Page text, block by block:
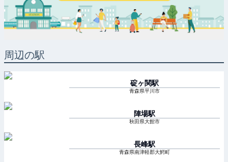
周辺の駅
碇ヶ関駅
青森県平川市
陣場駅
秋田県大館市
長峰駅
青森県南津軽郡大鰐町